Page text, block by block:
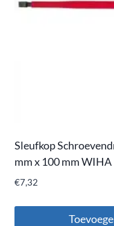
Sleufkop
mm x 100 mm WIHA
€7,32